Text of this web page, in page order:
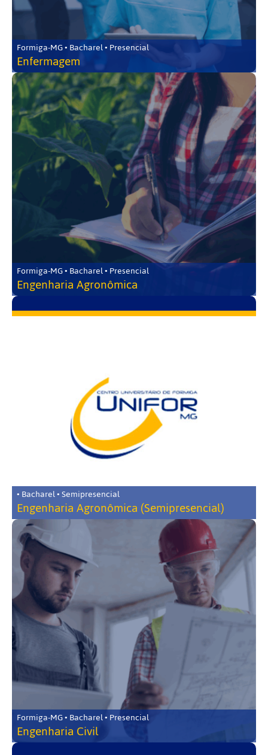
Formiga-MG • Bacharel • Presencial
Enfermagem
Formiga-MG • Bacharel • Presencial
Engenharia Agronômica
• Bacharel • Semipresencial
Engenharia Agronômica (Semipresencial)
Formiga-MG • Bacharel • Presencial
Engenharia Civil